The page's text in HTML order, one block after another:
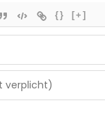
{} [+]